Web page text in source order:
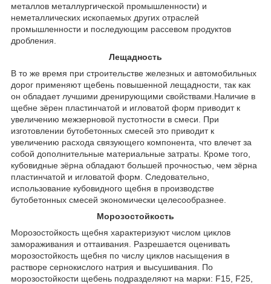
металлов металлургической промышленности) и
неметаллических ископаемых других отраслей
промышленности и последующим рассевом продуктов
дробления.
Лещадность
В то же время при строительстве железных и автомобильных
дорог применяют щебень повышенной лещадности, так как
он обладает лучшими дренирующими свойствами.Наличие в
щебне зёрен пластинчатой и игловатой форм приводит к
увеличению межзерновой пустотности в смеси. При
изготовлении бутобетонных смесей это приводит к
увеличению расхода связующего компонента, что влечет за
собой дополнительные материальные затраты. Кроме того,
кубовидные зёрна обладают большей прочностью, чем зёрна
пластинчатой и игловатой форм. Следовательно,
использование кубовидного щебня в производстве
бутобетонных смесей экономически целесообразнее.
Морозостойкость
Морозостойкость щебня характеризуют числом циклов
замораживания и оттаивания. Разрешается оценивать
морозостойкость щебня по числу циклов насыщения в
растворе сернокислого натрия и высушивания. По
морозостойкости щебень подразделяют на марки: F15, F25,